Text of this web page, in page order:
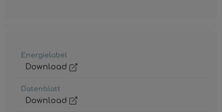
Energielabel
Download
Datenblatt
Download